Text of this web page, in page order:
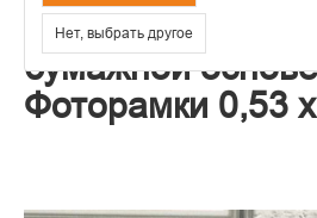
Нет, выбрать другое
Обои Elysium
бумажной основе
Фоторамки 0,53